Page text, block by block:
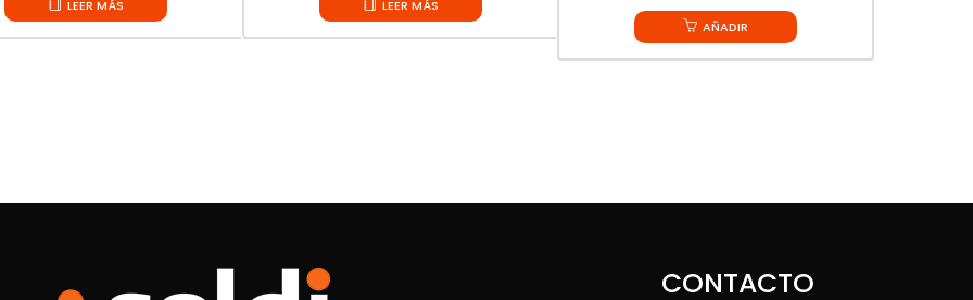
LEER MÁS LEER MÁS
AÑADIR
CONTACTO